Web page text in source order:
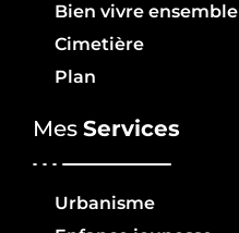
Bien vivre ensemble
Cimetière
Plan
Mes Services
Urbanisme